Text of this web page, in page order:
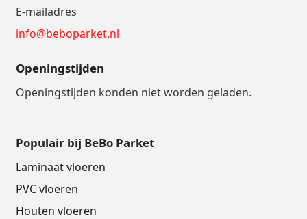
E-mailadres
info@beboparket.nl
Openingstijden
Openingstijden konden niet worden geladen.
Populair bij BeBo Parket
Laminaat vloeren
PVC vloeren
Houten vloeren